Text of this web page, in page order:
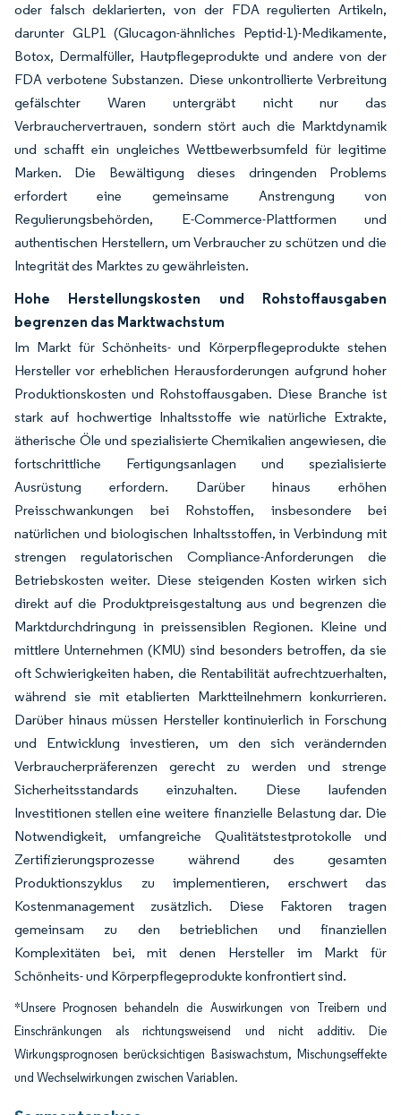
oder falsch deklarierten, von der FDA regulierten Artikeln,
darunter GLP1 (Glucagon-ähnliches Peptid-1)-Medikamente,
Botox, Dermalfüller, Hautpflegeprodukte und andere von der
FDA verbotene Substanzen. Diese unkontrollierte Verbreitung
gefälschter Waren untergräbt nicht nur das
Verbrauchervertrauen, sondern stört auch die Marktdynamik
und schafft ein ungleiches Wettbewerbsumfeld für legitime
Marken. Die Bewältigung dieses dringenden Problems
erfordert eine gemeinsame Anstrengung von
Regulierungsbehörden, E-Commerce-Plattformen und
authentischen Herstellern, um Verbraucher zu schützen und die
Integrität des Marktes zu gewährleisten.
Hohe Herstellungskosten und Rohstoffausgaben
begrenzen das Marktwachstum
Im Markt für Schönheits- und Körperpflegeprodukte stehen
Hersteller vor erheblichen Herausforderungen aufgrund hoher
Produktionskosten und Rohstoffausgaben. Diese Branche ist
stark auf hochwertige Inhaltsstoffe wie natürliche Extrakte,
ätherische Öle und spezialisierte Chemikalien angewiesen, die
fortschrittliche Fertigungsanlagen und spezialisierte
Ausrüstung erfordern. Darüber hinaus erhöhen
Preisschwankungen bei Rohstoffen, insbesondere bei
natürlichen und biologischen Inhaltsstoffen, in Verbindung mit
strengen regulatorischen Compliance-Anforderungen die
Betriebskosten weiter. Diese steigenden Kosten wirken sich
direkt auf die Produktpreisgestaltung aus und begrenzen die
Marktdurchdringung in preissensiblen Regionen. Kleine und
mittlere Unternehmen (KMU) sind besonders betroffen, da sie
oft Schwierigkeiten haben, die Rentabilität aufrechtzuerhalten,
während sie mit etablierten Marktteilnehmern konkurrieren.
Darüber hinaus müssen Hersteller kontinuierlich in Forschung
und Entwicklung investieren, um den sich verändernden
Verbraucherpräferenzen gerecht zu werden und strenge
Sicherheitsstandards einzuhalten. Diese laufenden
Investitionen stellen eine weitere finanzielle Belastung dar. Die
Notwendigkeit, umfangreiche Qualitätstestprotokolle und
Zertifizierungsprozesse während des gesamten
Produktionszyklus zu implementieren, erschwert das
Kostenmanagement zusätzlich. Diese Faktoren tragen
gemeinsam zu den betrieblichen und finanziellen
Komplexitäten bei, mit denen Hersteller im Markt für
Schönheits- und Körperpflegeprodukte konfrontiert sind.
*Unsere Prognosen behandeln die Auswirkungen von Treibern und
Einschränkungen als richtungsweisend und nicht additiv. Die
Wirkungsprognosen berücksichtigen Basiswachstum, Mischungseffekte
und Wechselwirkungen zwischen Variablen.